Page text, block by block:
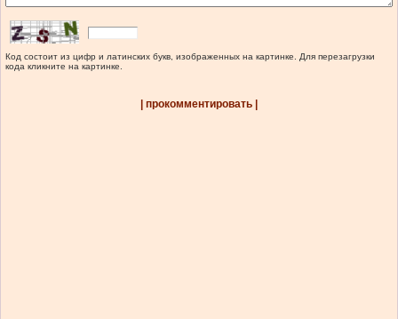
Код состоит из цифр и латинских букв, изображенных на картинке. Для перезагрузки
кода кликните на картинке.
| прокомментировать |